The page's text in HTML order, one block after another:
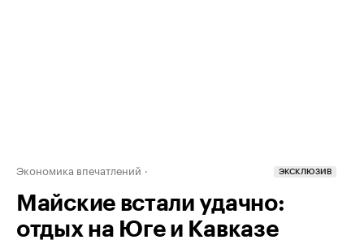
Экономика впечатлений ЭКСКЛЮЗИВ
Майские встали удачно:
отдых на Юге и Кавказе